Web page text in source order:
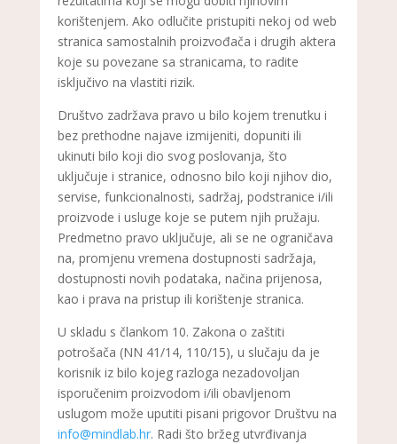
korištenjem. Ako odlučite pristupiti nekoj od web
stranica samostalnih proizvođača i drugih aktera
koje su povezane sa stranicama, to radite
isključivo na vlastiti rizik.
Društvo zadržava pravo u bilo kojem trenutku i
bez prethodne najave izmijeniti, dopuniti ili
ukinuti bilo koji dio svog poslovanja, što
uključuje i stranice, odnosno bilo koji njihov dio,
servise, funkcionalnosti, sadržaj, podstranice i/ili
proizvode i usluge koje se putem njih pružaju.
Predmetno pravo uključuje, ali se ne ograničava
na, promjenu vremena dostupnosti sadržaja,
dostupnosti novih podataka, načina prijenosa,
kao i prava na pristup ili korištenje stranica.
U skladu s člankom 10. Zakona o zaštiti
potrošača (NN 41/14, 110/15), u slučaju da je
korisnik iz bilo kojeg razloga nezadovoljan
isporučenim proizvodom i/ili obavljenom
uslugom može uputiti pisani prigovor Društvu na
info@mindlab.hr. Radi što bržeg utvrđivanja